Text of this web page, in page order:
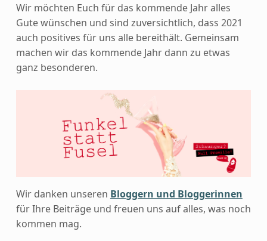
Wir möchten Euch für das kommende Jahr alles
Gute wünschen und sind zuversichtlich, dass 2021
auch positives für uns alle bereithält. Gemeinsam
machen wir das kommende Jahr dann zu etwas
ganz besonderen.
Wir danken unseren Bloggern und Bloggerinnen
für Ihre Beiträge und freuen uns auf alles, was noch
kommen mag.